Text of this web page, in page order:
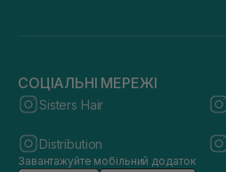
СОЦІАЛЬНІ МЕРЕЖІ
Sisters Hair
Distribution
Завантажуйте мобільний додаток